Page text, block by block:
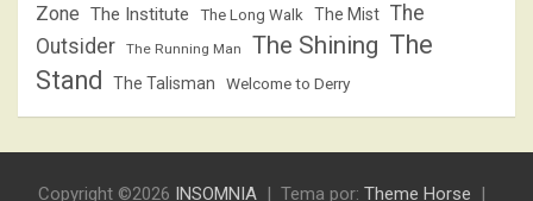
Zone The Institute The Long Walk The Mist The
Outsider
The Running Man The Shining The
Stand
The Talisman Welcome to Derry
Copyright ©2026 INSOMNIA Tema por: Theme Horse